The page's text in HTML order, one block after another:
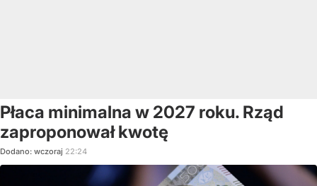
Płaca minimalna w 2027 roku. Rząd
zaproponował kwotę
Dodano: wczoraj 22:24